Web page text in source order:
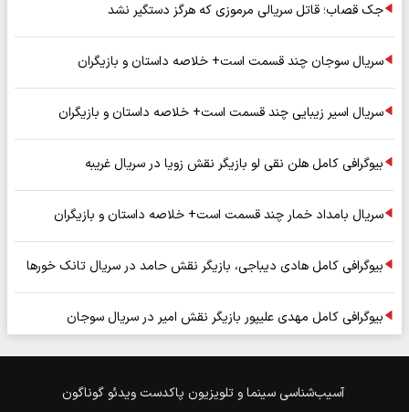
جک قصاب؛ قاتل سریالی مرموزی که هرگز دستگیر نشد
سریال سوجان چند قسمت است+ خلاصه داستان و بازیگران
سریال اسیر زیبایی چند قسمت است+ خلاصه داستان و بازیگران
بیوگرافی کامل هلن نقی لو بازیگر نقش زویا در سریال غریبه
سریال بامداد خمار چند قسمت است+ خلاصه داستان و بازیگران
بیوگرافی کامل هادی دیباجی، بازیگر نقش حامد در سریال تانک خورها
بیوگرافی کامل مهدی علیپور بازیگر نقش امیر در سریال سوجان
آسیب‌شناسی سینما و تلویزیون پاکدست ویدئو گوناگون